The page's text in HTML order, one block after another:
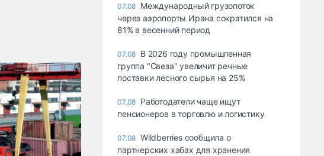
07.08 Международный грузопоток
через аэропорты Ирана сократился на
81% в весенний период
07.08 В 2026 году промышленная
группа "Свеза" увеличит речные
поставки лесного сырья на 25%
07.08 Работодатели чаще ищут
пенсионеров в торговлю и логистику
07.08 Wildberries сообщила о
партнерских хабах для хранения